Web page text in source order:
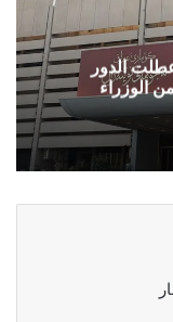
الدور
الوزراء